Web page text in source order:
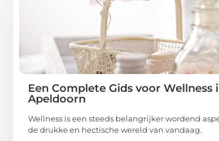
Een Complete Gids voor Wellness
Apeldoorn
Wellness is een steeds belangrijker wordend
de drukke en hectische wereld van vandaag.